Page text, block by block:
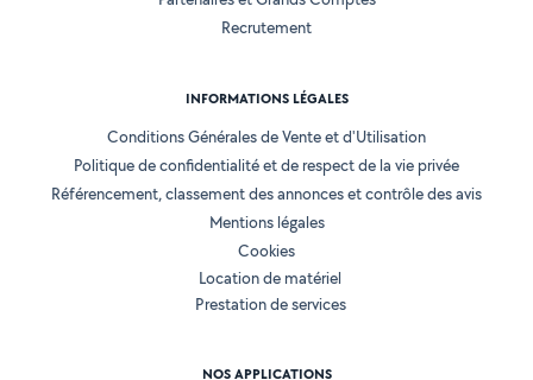
Recrutement
INFORMATIONS LÉGALES
Conditions Générales de Vente et d'Utilisation
Politique de confidentialité et de respect de la vie privée
Référencement, classement des annonces et contrôle des avis
Mentions légales
Cookies
Location de matériel
Prestation de services
NOS APPLICATIONS